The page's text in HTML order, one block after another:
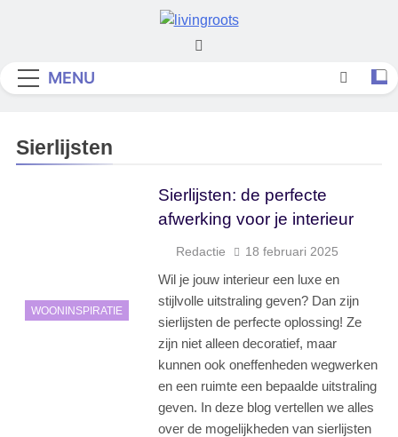
Living Roots
MENU
Sierlijsten
WOONINSPIRATIE
Sierlijsten: de perfecte
afwerking voor je interieur
Redactie 18 februari 2025
Wil je jouw interieur een luxe en
stijlvolle uitstraling geven? Dan zijn
sierlijsten de perfecte oplossing! Ze
zijn niet alleen decoratief, maar
kunnen ook oneffenheden wegwerken
en een ruimte een bepaalde uitstraling
geven. In deze blog vertellen we alles
over de mogelijkheden van sierlijsten